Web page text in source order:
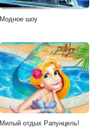
Модное шоу
Милый отдых Рапунцель!